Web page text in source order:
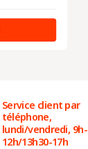
Service client par
téléphone,
lundi/vendredi, 9h-
12h/13h30-17h